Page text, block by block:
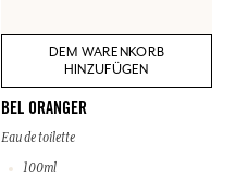
DEM WARENKORB
HINZUFÜGEN
BEL ORANGER
Eau de toilette
100ml